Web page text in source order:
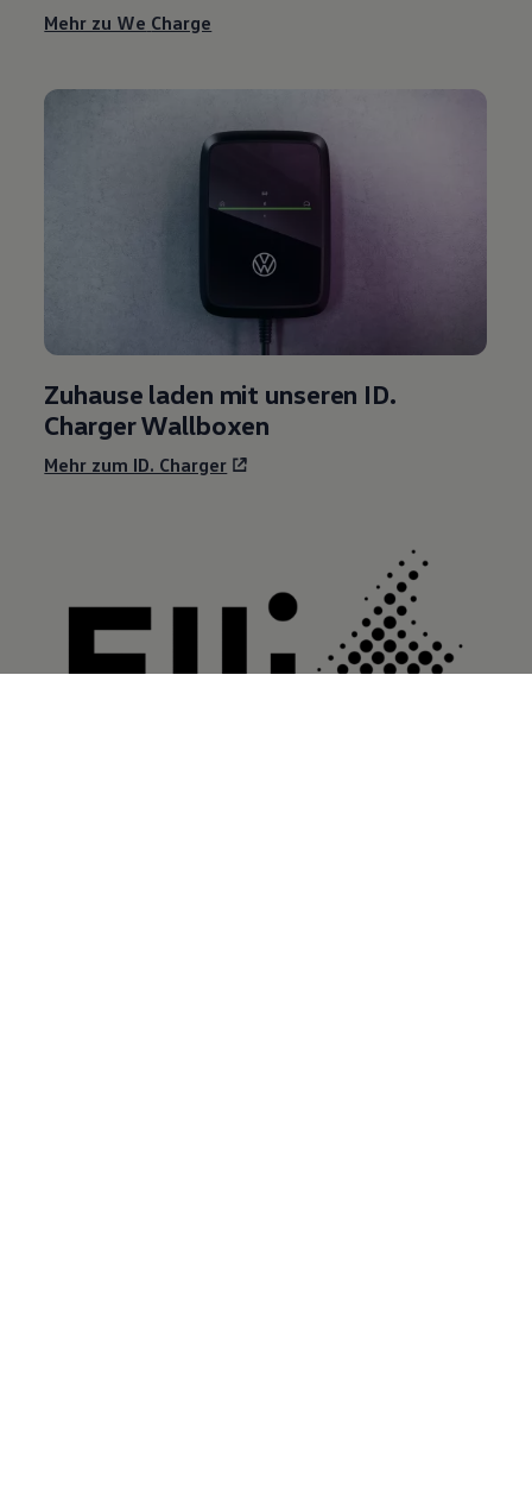
Mehr zu We Charge
Zuhause laden mit unseren ID.
Charger Wallboxen
Mehr zum ID. Charger